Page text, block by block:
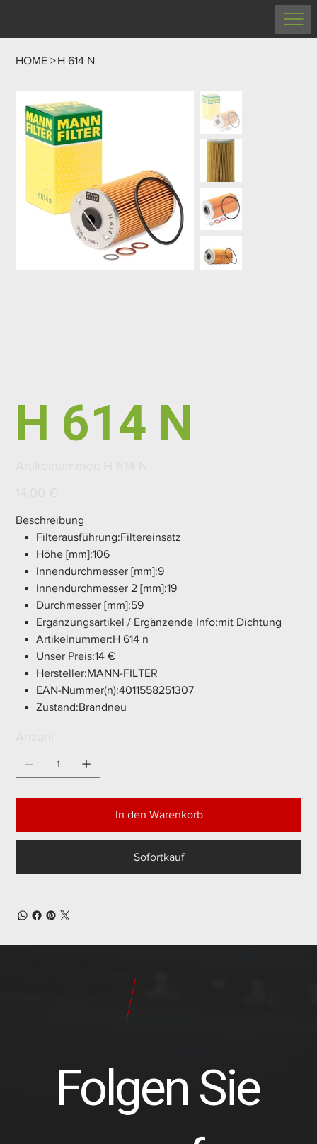
HOME >H 614 N
H 614 N
Beschreibung
Filterausführung:Filtereinsatz
Höhe [mm]:106
Innendurchmesser [mm]:9
Innendurchmesser 2 [mm]:19
Durchmesser [mm]:59
Ergänzungsartikel / Ergänzende Info:mit Dichtung
Artikelnummer:H 614 n
Unser Preis:14 €
Hersteller:MANN-FILTER
EAN-Nummer(n):4011558251307
Zustand:Brandneu
In den Warenkorb
Sofortkauf
Folgen Sie